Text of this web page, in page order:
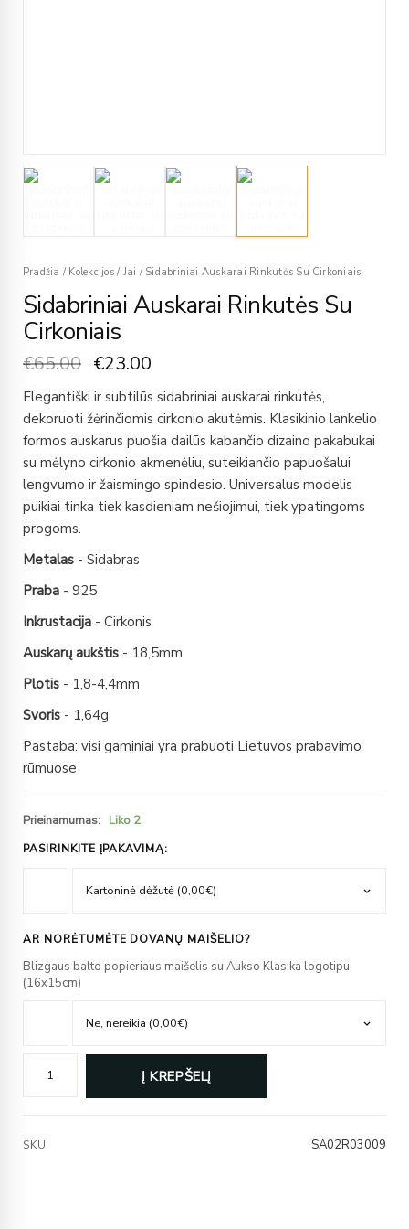
Pradžia / Kolekcijos / Jai /Sidabriniai Auskarai Rinkutės Su Cirkoniais
Sidabriniai Auskarai Rinkutės Su
Cirkoniais
€65.00 €23.00
Elegantiški ir subtilūs sidabriniai auskarai rinkutės,
dekoruoti žėrinčiomis cirkonio akutėmis. Klasikinio lankelio
formos auskarus puošia dailūs kabančio dizaino pakabukai
su mėlyno cirkonio akmenėliu, suteikiančio papuošalui
lengvumo ir žaismingo spindesio. Universalus modelis
puikiai tinka tiek kasdieniam nešiojimui, tiek ypatingoms
progoms.
Metalas - Sidabras
Praba - 925
Inkrustacija - Cirkonis
Auskarų aukštis - 18,5mm
Plotis - 1,8-4,4mm
Svoris - 1,64g
Pastaba: visi gaminiai yra prabuoti Lietuvos prabavimo
rūmuose
Prieinamumas: Liko 2
PASIRINKITE ĮPAKAVIMĄ:
AR NORĖTUMĖTE DOVANŲ MAIŠELIO?
Blizgaus balto popieriaus maišelis su Aukso Klasika logotipu
(16x15cm)
Į KREPŠELĮ
SKU SA02R03009